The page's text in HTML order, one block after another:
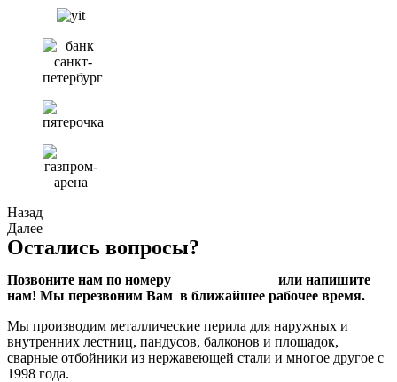
Назад
Далее
Остались вопросы?
Позвоните нам по номеру
или напишите
нам! Мы перезвоним Вам в ближайшее рабочее время.
Мы производим металлические перила для наружных и
внутренних лестниц, пандусов, балконов и площадок,
сварные отбойники из нержавеющей стали и многое другое с
1998 года.